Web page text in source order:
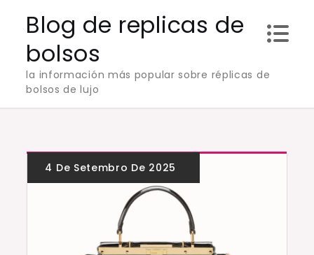
content
Blog de replicas de
bolsos
la información más popular sobre réplicas de
bolsos de lujo